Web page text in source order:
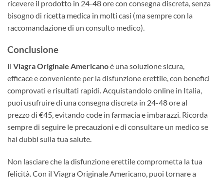
ricevere il prodotto in 24-48 ore con consegna discreta, senza
bisogno di ricetta medica in molti casi (ma sempre con la
raccomandazione di un consulto medico).
Conclusione
Il Viagra Originale Americanoè una soluzione sicura,
efficace e conveniente per la disfunzione erettile, con benefici
comprovati e risultati rapidi. Acquistandolo online in Italia,
puoi usufruire di una consegna discreta in 24-48 ore al
prezzo di €45, evitando code in farmacia e imbarazzi. Ricorda
sempre di seguire le precauzioni e di consultare un medico se
hai dubbi sulla tua salute.
Non lasciare che la disfunzione erettile comprometta la tua
felicità. Con il Viagra Originale Americano, puoi tornare a